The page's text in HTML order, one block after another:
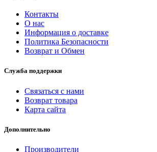
Контакты
О нас
Информация о доставке
Политика Безопасности
Возврат и Обмен
Служба поддержки
Связаться с нами
Возврат товара
Карта сайта
Дополнительно
Производители